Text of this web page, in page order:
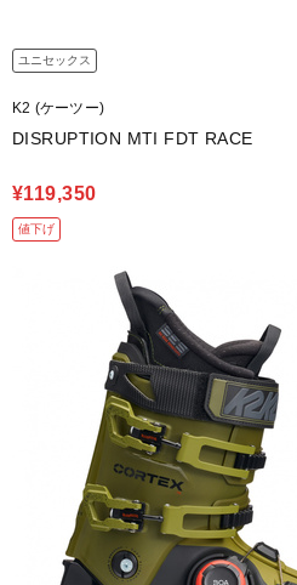
ユニセックス
K2 (ケーツー)
DISRUPTION MTI FDT RACE
¥119,350
値下げ